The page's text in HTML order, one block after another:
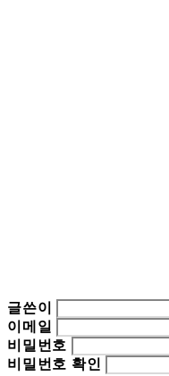
글쓴이
이메일
비밀번호
비밀번호 확인